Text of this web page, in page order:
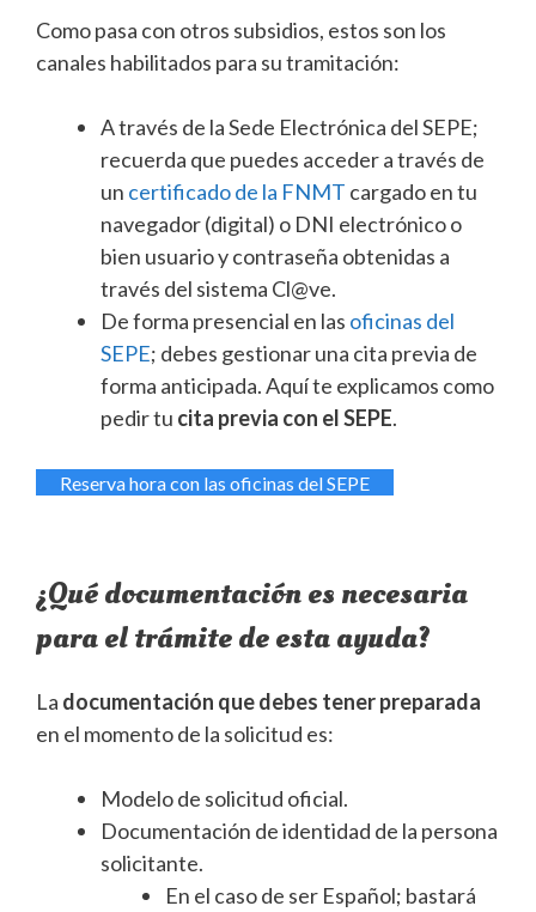
Como pasa con otros subsidios, estos son los
canales habilitados para su tramitación:
A través de la Sede Electrónica del SEPE;
recuerda que puedes acceder a través de
un certificado de la FNMT cargado en tu
navegador (digital) o DNI electrónico o
bien usuario y contraseña obtenidas a
través del sistema Cl@ve.
De forma presencial en las oficinas del
SEPE; debes gestionar una cita previa de
forma anticipada. Aquí te explicamos como
pedir tu cita previa con el SEPE.
Reserva hora con las oficinas del SEPE
¿Qué documentación es necesaria
para el trámite de esta ayuda?
La documentación que debes tener preparada
en el momento de la solicitud es:
Modelo de solicitud oficial.
Documentación de identidad de la persona
solicitante.
En el caso de ser Español; bastará